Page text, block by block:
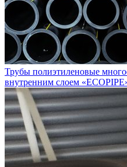
Трубы полиэтиленовые
внутренним слоем